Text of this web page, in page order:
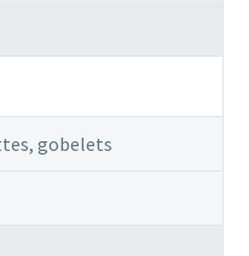
gobelets